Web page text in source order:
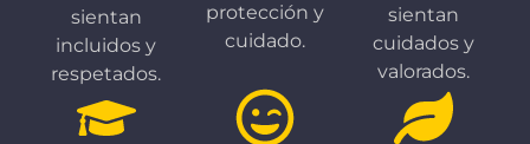
sientan
incluidos y
respetados.
protección y
cuidado.
sientan
cuidados y
valorados.